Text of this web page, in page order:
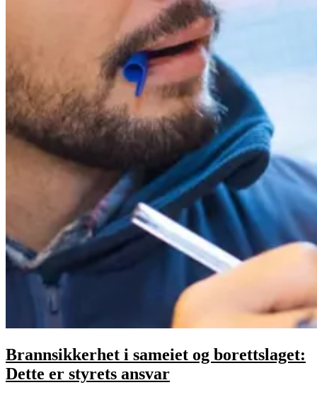
Brannsikkerhet i sameiet og borettslaget:
Dette er styrets ansvar